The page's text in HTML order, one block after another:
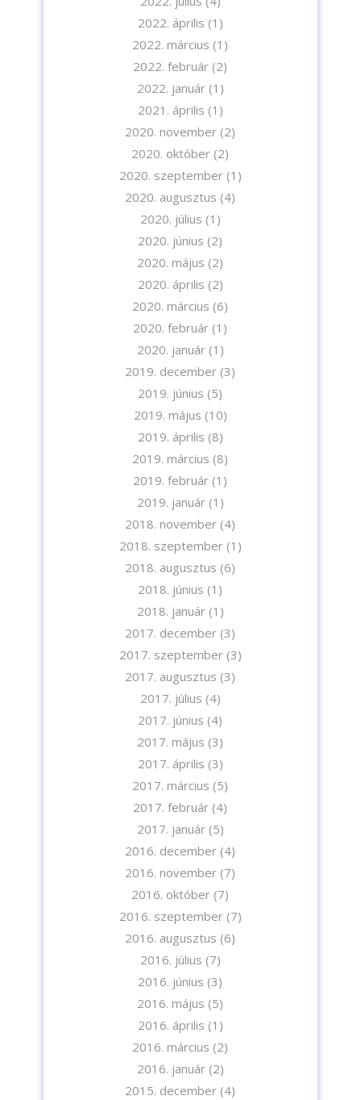
2022. április (1)
2022. március (1)
2022. február (2)
2022. január(1)
2021. április (1)
2020. november (2)
2020. október (2)
2020. szeptember(1)
2020. augusztus (4)
2020. július (1)
2020. június (2)
2020. május (2)
2020. április (2)
2020. március (6)
2020. február (1)
2020. január(1)
2019. december (3)
2019. június (5)
2019. május (10)
2019. április (8)
2019. március (8)
2019. február (1)
2019. január(1)
2018. november (4)
2018. szeptember(1)
2018. augusztus (6)
2018. június (1)
2018. január(1)
2017. december (3)
2017. szeptember(3)
2017. augusztus (3)
2017. július (4)
2017. június (4)
2017. május (3)
2017. április (3)
2017. március (5)
2017. február (4)
2017. január(5)
2016. december (4)
2016. november (7)
2016. október (7)
2016. szeptember(7)
2016. augusztus (6)
2016. július (7)
2016. június (3)
2016. május (5)
2016. április (1)
2016. március (2)
2016. január(2)
2015. december (4)
A feliratkozással elfogadja az adatvédelmi tájékoztatónkat. Elolvasom
Adatvédelmi tájékoztatót.